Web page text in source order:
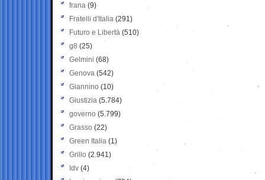
frana (9)
Fratelli d'Italia (291)
Futuro e Libertà (510)
g8 (25)
Gelmini (68)
Genova (542)
Giannino (10)
Giustizia (5.784)
governo (5.799)
Grasso (22)
Green Italia (1)
Grillo (2.941)
Idv (4)